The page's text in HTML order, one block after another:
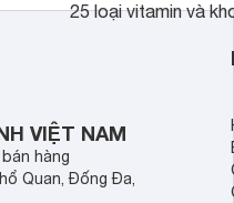
25 loại vitamin và
VIỆT NAM
hàng
Quan, Đống Đa,